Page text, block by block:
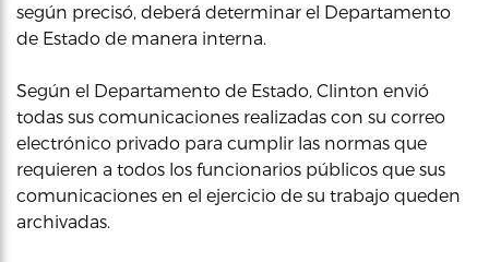
según precisó, deberá determinar el Departamento
de Estado de manera interna.
Según el Departamento de Estado, Clinton envió
todas sus comunicaciones realizadas con su correo
electrónico privado para cumplir las normas que
requieren a todos los funcionarios públicos que sus
comunicaciones en el ejercicio de su trabajo queden
archivadas.